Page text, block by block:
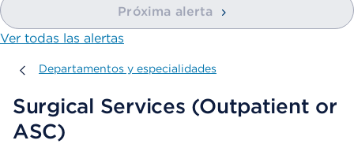
Próxima alerta
Ver todas las alertas
Departamentos y especialidades
Departamentos y especialidades
Surgical Services (Outpatient or
ASC)